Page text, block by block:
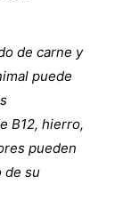
de carne y
puede
B12, hierro,
pueden
de su